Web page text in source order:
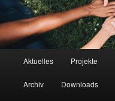
Aktuelles Projekte
Archiv Downloads